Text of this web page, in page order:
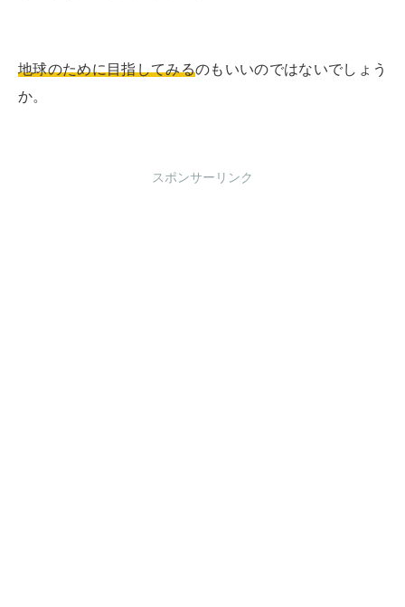
地球のために目指してみるのもいいのではないでしょう
か。
スポンサーリンク